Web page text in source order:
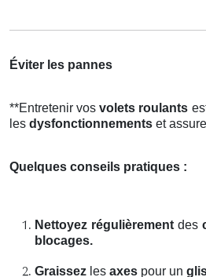
Éviter les pannes
**Entretenir vosvolets roulants
les dysfonctionnements et
Quelques conseils pratiques :
Nettoyez régulièrementdes
blocages.
Graissez les axes pour un